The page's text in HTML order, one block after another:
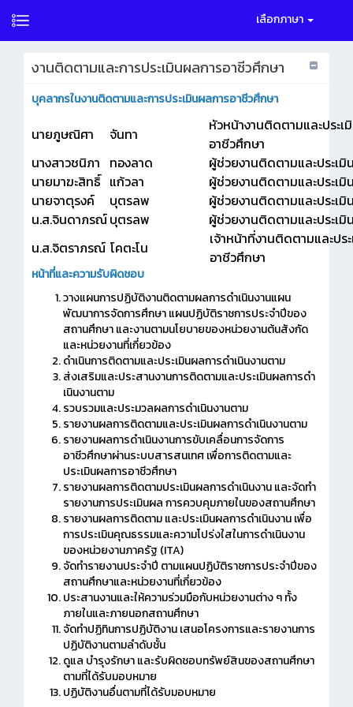
เลือกภาษา
งานติดตามและการประเมินผลการอาชีวศึกษา
บุคลากรในงานติดตามและการประเมินผลการอาชีวศึกษา
นายภูษณิศา จันทา
หัวหน้างานติดตามและประเ
อาชีวศึกษา
นางสาวชนิภา ทองลาด
ผู้ช่วยงานติดตามและประเ
นายมาฆะสิทธิ์ แก้วลา
ผู้ช่วยงานติดตามและประเ
นายจาตุรงค์
บุตรลพ
ผู้ช่วยงานติดตามและประเ
น.ส.จินดาภรณ์บุตรลพ
ผู้ช่วยงานติดตามและประเ
น.ส.จิตราภรณ์ โคตะโน
เจ้าหน้าที่งานติดตามและปร
อาชีวศึกษา
หน้าที่และความรับผิดชอบ
วางแผนการปฏิบัติงานติดตามผลการดําเนินงานแผน
พัฒนาการจัดการศึกษา แผนปฏิบัติราชการประจําปีของ
สถานศึกษา และงานตามนโยบายของหน่วยงานต้นสังกัด
และหน่วยงานที่เกี่ยวข้อง
ดําเนินการติดตามและประเมินผลการดําเนินงานตาม
ส่งเสริมและประสานงานการติดตามและประเมินผลการดํา
เนินงานตาม
รวบรวมและประมวลผลการดําเนินงานตาม
รายงานผลการติดตามและประเมินผลการดําเนินงานตาม
รายงานผลการดําเนินงานการขับเคลื่อนการจัดการ
อาชีวศึกษาผ่านระบบสารสนเทศ เพื่อการติดตามและ
ประเมินผลการอาชีวศึกษา
รายงานผลการติดตามประเมินผลการดําเนินงาน และจัดทํา
รายงานการประเมินผล การควบคุมภายในของสถานศึกษา
รายงานผลการติดตาม และประเมินผลการดําเนินงาน เพื่อ
การประเมินคุณธรรมและความโปร่งใสในการดําเนินงาน
ของหน่วยงานภาครัฐ (ITA)
จัดทํารายงานประจําปี ตามแผนปฏิบัติราชการประจําปีของ
สถานศึกษาและหน่วยงานที่เกี่ยวข้อง
ประสานงานและให้ความร่วมมือกับหน่วยงานต่าง ๆ ทั้ง
ภายในและภายนอกสถานศึกษา
จัดทําปฏิทินการปฏิบัติงาน เสนอโครงการและรายงานการ
ปฏิบัติงานตามลําดับชั้น
ดูแล บํารุงรักษา และรับผิดชอบทรัพย์สินของสถานศึกษา
ตามที่ได้รับมอบหมาย
ปฏิบัติงานอื่นตามที่ได้รับมอบหมาย